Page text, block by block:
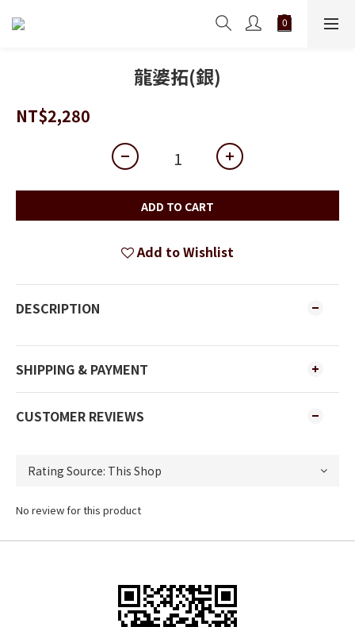
龍婆拓(銀)
NT$2,280
ADD TO CART
Add to Wishlist
DESCRIPTION
SHIPPING & PAYMENT
CUSTOMER REVIEWS
No review for this product